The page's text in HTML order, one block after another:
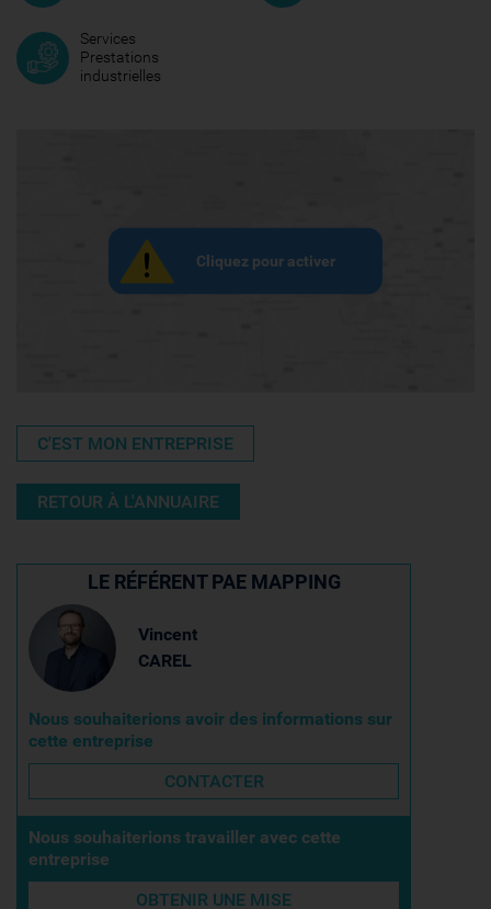
Services
Prestations
industrielles
Cliquez pour activer
C'EST MON ENTREPRISE
RETOUR À L'ANNUAIRE
LE RÉFÉRENT PAE MAPPING
Vincent
CAREL
Nous souhaiterions avoir des informations sur
cette entreprise
CONTACTER
Nous souhaiterions travailler avec cette
entreprise
OBTENIR UNE MISE